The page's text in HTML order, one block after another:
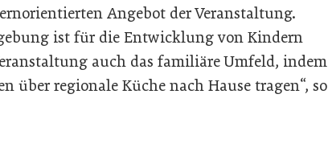
Angebot der Veranstaltung.
ist für die Entwicklung von Kindern
auch das familiäre Umfeld, indem
über regionale Küche nach Hause tragen“, so